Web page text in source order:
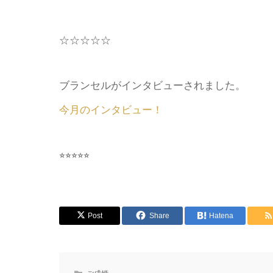
☆☆☆☆☆
ブランセルがインタビューされました。
今月のインタビュー！
⭐︎⭐︎⭐︎⭐︎⭐︎
Post Share Hatena